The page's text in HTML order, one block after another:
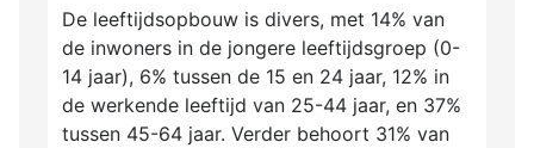
De leeftijdsopbouw is divers, met 14% van
de inwoners in de jongere leeftijdsgroep (0-
14 jaar), 6% tussen de 15 en 24 jaar, 12% in
de werkende leeftijd van 25-44 jaar, en 37%
tussen 45-64 jaar. Verder behoort 31% van